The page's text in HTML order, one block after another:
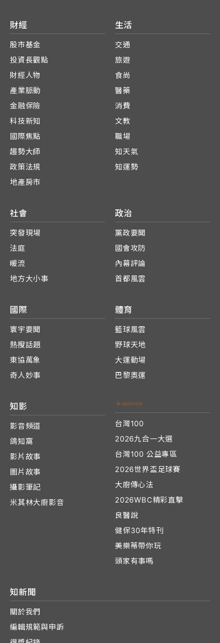
財經
股市基金
投資長觀點
財經人物
產業脈動
金融保險
科技新知
國際焦點
趨勢大師
政策法規
地產房市
生活
交通
旅遊
食尚
醫藥
消費
文教
職場
知天氣
知運勢
社會
突發現場
法庭
暖流
地方大小事
政治
黨政要聞
國會攻防
內幕評論
首都風雲
國際
寰宇要聞
熱搜話題
東協萬象
奇人妙事
體育
籃球風雲
野球天地
大運動場
巴黎奧運
知影
影音頻道
鴿知窩
影片故事
圖片故事
攝影筆記
米其林大廚影音
台灣100
2026九合一大選
台灣100 公益專區
2026世界盃足球賽
大廚傳心法
2026WBC精彩直擊
良醫說
健保30年特刊
美樂蒂帶你玩
頭家有事嗎
知新聞
關於我們
編輯規範與申訴